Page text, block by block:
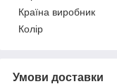
Країна виробник
Колір
Умови доставки